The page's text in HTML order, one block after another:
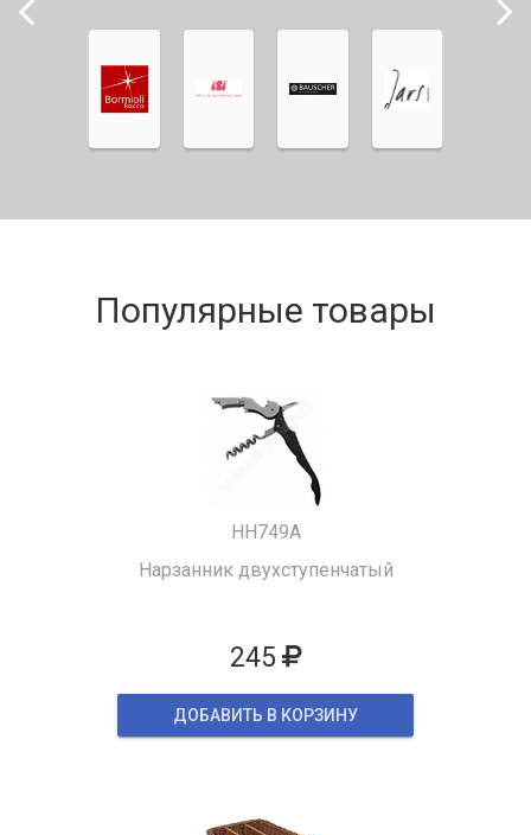
Популярные товары
HH749A
Нарзанник двухступенчатый
245
ДОБАВИТЬ В КОРЗИНУ